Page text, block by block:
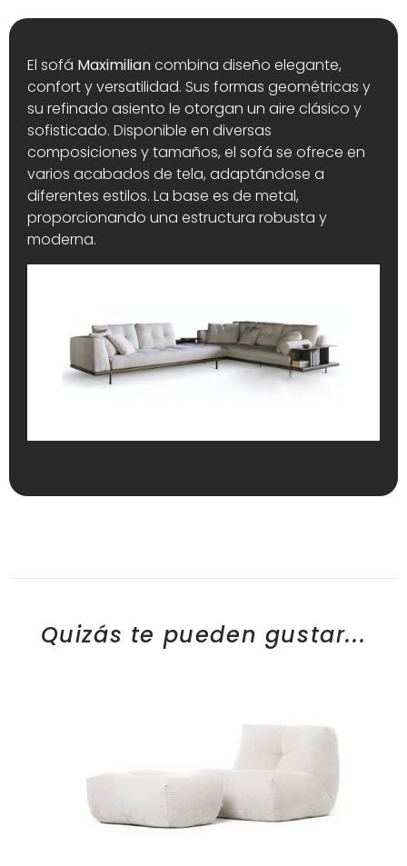
El sofá Maximiliancombina diseño elegante,
confort y versatilidad. Sus formas geométricas y
su refinado asiento le otorgan un aire clásico y
sofisticado. Disponible en diversas
composiciones y tamaños, el sofá se ofrece en
varios acabados de tela, adaptándose a
diferentes estilos. La base es de metal,
proporcionando una estructura robusta y
moderna.
Quizás te pueden gustar...